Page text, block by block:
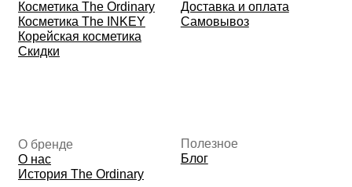
Данные о компании
ИП Фомина Е.А.
ИНН: 370305605701
ОГРНИП:
325508100410286